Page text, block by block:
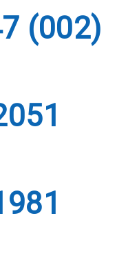
(002)